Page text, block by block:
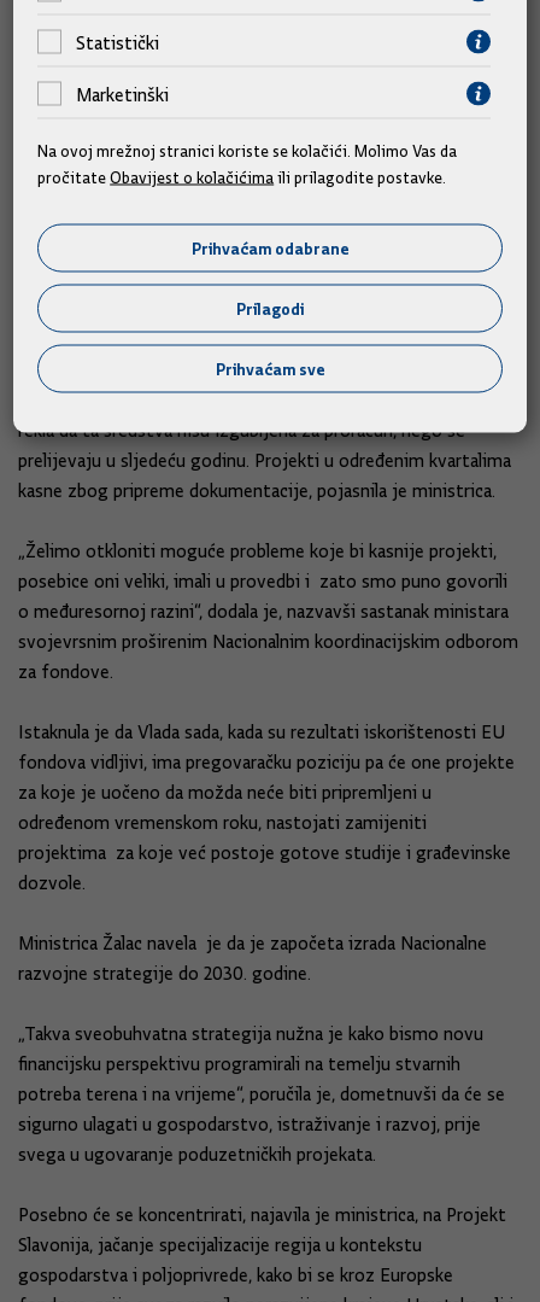
sprječavaju snažnije povlačenje sredstava iz fondova Europske
unije, ministrica Gabrijela Žalac odgovorila je da su ključni
Vlada nije niti sudjelovala.
„Izmjenama Operativnoga programa u sljedećoj godini,
pokušat ćemo te probleme ukloniti“, naglasila je i kazala je da
je potrebno koncentrirati se na provedbu i olakšavanje
procedura krajnjim korisnicima. Ministrica zajedničkim
uspjehom smatra osobito važnu međusobnu koordinaciju na
razini vlade, kao i suradnju s regionalnim i lokalnim sredinama
te svim potencijalnim prijaviteljima.
Što se tiče dijela koji se odnosi na rebalans, ministrica Žalac je
rekla da ta sredstva nisu izgubljena za proračun, nego se
prelijevaju u sljedeću godinu. Projekti u određenim kvartalima
kasne zbog pripreme dokumentacije, pojasnila je ministrica.
„Želimo otkloniti moguće probleme koje bi kasnije projekti,
posebice oni veliki, imali u provedbi i zato smo puno govorili
o međuresornoj razini“, dodala je, nazvavši sastanak ministara
svojevrsnim proširenim Nacionalnim koordinacijskim odborom
za fondove.
Istaknula je da Vlada sada, kada su rezultati iskorištenosti EU
fondova vidljivi, ima pregovaračku poziciju pa će one projekte
za koje je uočeno da možda neće biti pripremljeni u
određenom vremenskom roku, nastojati zamijeniti
projektima za koje već postoje gotove studije i građevinske
dozvole.
Ministrica Žalac navela je da je započeta izrada Nacionalne
razvojne strategije do 2030. godine.
„Takva sveobuhvatna strategija nužna je kako bismo novu
financijsku perspektivu programirali na temelju stvarnih
potreba terena i na vrijeme“, poručila je, dometnuvši da će se
sigurno ulagati u gospodarstvo, istraživanje i razvoj, prije
svega u ugovaranje poduzetničkih projekata.
Posebno će se koncentrirati, najavila je ministrica, na Projekt
Slavonija, jačanje specijalizacije regija u kontekstu
gospodarstva i poljoprivrede, kako bi se kroz Europske
Statistički
Marketinški
Na ovoj mrežnoj stranici koriste se kolačići. Molimo Vas da
pročitateObavijest o kolačićimaili prilagodite postavke.
Prihvaćam odabrane
Prilagodi
Prihvaćam sve